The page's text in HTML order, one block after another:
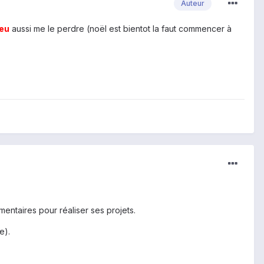
Auteur
aussi me le perdre (noël est bientot la faut commencer à
pour réaliser ses projets.